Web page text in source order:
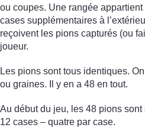
ou coupes. Une rangée
cases supplémentaires à
reçoivent les pions capturés (ou
joueur.
Les pions sont tous identiques.
ou graines. Il y en a 48 en tout.
Au début du jeu, les 48 pions
12 cases – quatre par case.